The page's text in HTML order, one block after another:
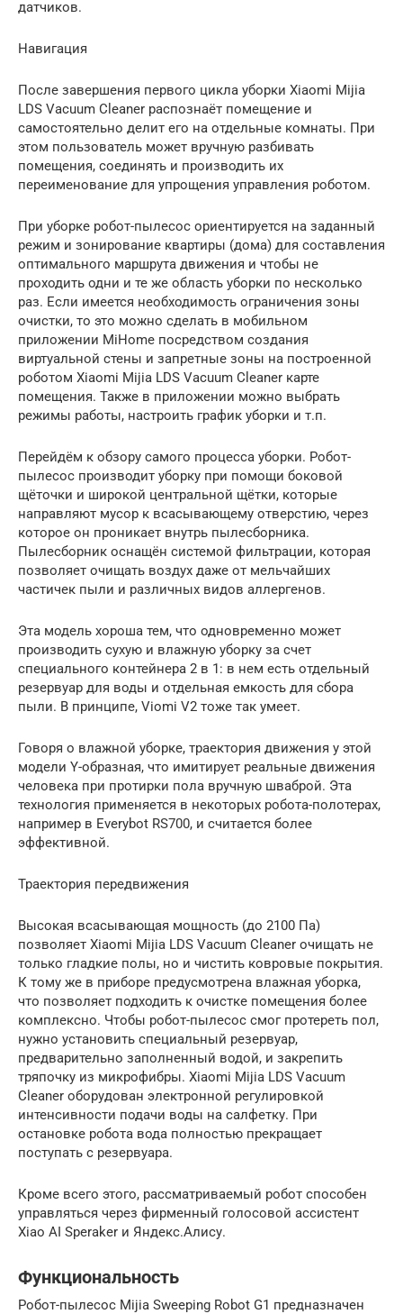
датчиков.
Навигация
После завершения первого цикла уборки Xiaomi Mijia
LDS Vacuum Cleaner распознаёт помещение и
самостоятельно делит его на отдельные комнаты. При
этом пользователь может вручную разбивать
помещения, соединять и производить их
переименование для упрощения управления роботом.
При уборке робот-пылесос ориентируется на заданный
режим и зонирование квартиры (дома) для составления
оптимального маршрута движения и чтобы не
проходить одни и те же область уборки по несколько
раз. Если имеется необходимость ограничения зоны
очистки, то это можно сделать в мобильном
приложении MiHome посредством создания
виртуальной стены и запретные зоны на построенной
роботом Xiaomi Mijia LDS Vacuum Cleaner карте
помещения. Также в приложении можно выбрать
режимы работы, настроить график уборки и т.п.
Перейдём к обзору самого процесса уборки. Робот-
пылесос производит уборку при помощи боковой
щёточки и широкой центральной щётки, которые
направляют мусор к всасывающему отверстию, через
которое он проникает внутрь пылесборника.
Пылесборник оснащён системой фильтрации, которая
позволяет очищать воздух даже от мельчайших
частичек пыли и различных видов аллергенов.
Эта модель хороша тем, что одновременно может
производить сухую и влажную уборку за счет
специального контейнера 2 в 1: в нем есть отдельный
резервуар для воды и отдельная емкость для сбора
пыли. В принципе, Viomi V2 тоже так умеет.
Говоря о влажной уборке, траектория движения у этой
модели Y-образная, что имитирует реальные движения
человека при протирки пола вручную шваброй. Эта
технология применяется в некоторых робота-полотерах,
например в Everybot RS700, и считается более
эффективной.
Траектория передвижения
Высокая всасывающая мощность (до 2100 Па)
позволяет Xiaomi Mijia LDS Vacuum Cleaner очищать не
только гладкие полы, но и чистить ковровые покрытия.
К тому же в приборе предусмотрена влажная уборка,
что позволяет подходить к очистке помещения более
комплексно. Чтобы робот-пылесос смог протереть пол,
нужно установить специальный резервуар,
предварительно заполненный водой, и закрепить
тряпочку из микрофибры. Xiaomi Mijia LDS Vacuum
Cleaner оборудован электронной регулировкой
интенсивности подачи воды на салфетку. При
остановке робота вода полностью прекращает
поступать с резервуара.
Кроме всего этого, рассматриваемый робот способен
управляться через фирменный голосовой ассистент
Xiao AI Speraker и Яндекс.Алису.
Функциональность
Робот-пылесос Mijia Sweeping Robot G1 предназначен